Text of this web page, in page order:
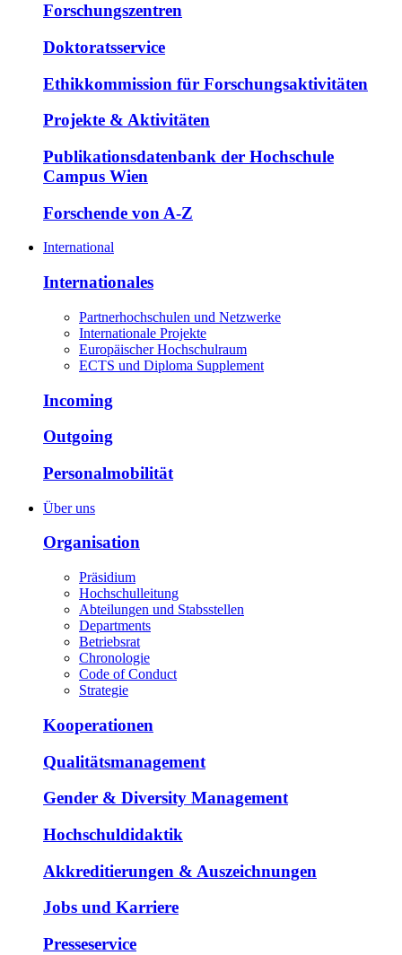
Forschungszentren
Doktoratsservice
Ethikkommission für Forschungsaktivitäten
Projekte & Aktivitäten
Publikationsdatenbank der Hochschule
Campus Wien
Forschende von A-Z
International
Internationales
Partnerhochschulen und Netzwerke
Internationale Projekte
Europäischer Hochschulraum
ECTS und Diploma Supplement
Incoming
Outgoing
Personalmobilität
Über uns
Organisation
Präsidium
Hochschulleitung
Abteilungen und Stabsstellen
Departments
Betriebsrat
Chronologie
Code of Conduct
Strategie
Kooperationen
Qualitätsmanagement
Gender & Diversity Management
Hochschuldidaktik
Akkreditierungen & Auszeichnungen
Jobs und Karriere
Presseservice